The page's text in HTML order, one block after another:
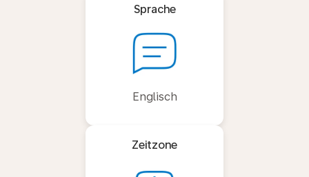
Sprache
Englisch
Zeitzone